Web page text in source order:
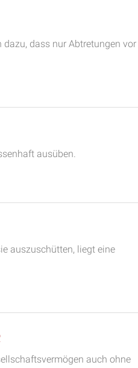
dass nur Abtretungen vor
ausüben.
auszuschütten, liegt eine
auch ohne